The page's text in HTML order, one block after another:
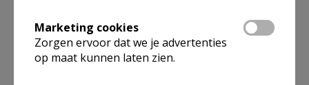
Omgeving
Niet gevonden wat je zocht? Hier vind je
Marketing cookies
Zorgen ervoor dat we je advertenties
op maat kunnen laten zien.